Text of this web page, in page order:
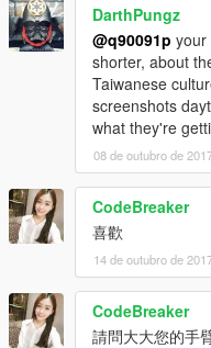
DarthPungz
@q90091p your
shorter, about
Taiwanese
screenshots
what they're
08 de outubro de
CodeBreaker
喜歡
14 de outubro de
CodeBreaker
請問大大您的手